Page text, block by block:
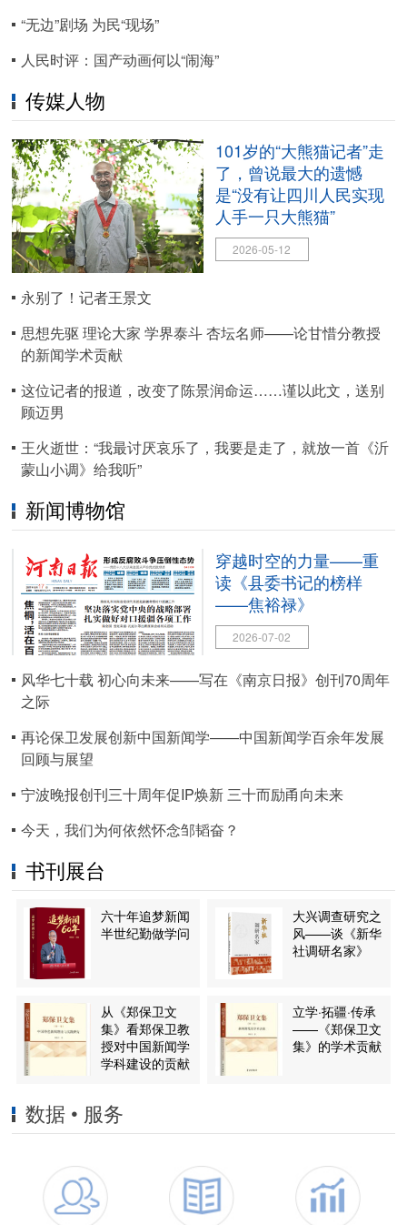
“无边”剧场 为民“现场”
人民时评：国产动画何以“闹海”
传媒人物
101岁的“大熊猫记者”走
了，曾说最大的遗憾
是“没有让四川人民实现
人手一只大熊猫”
2026-05-12
永别了！记者王景文
思想先驱 理论大家 学界泰斗 杏坛名师——论甘惜分教授
的新闻学术贡献
这位记者的报道，改变了陈景润命运……谨以此文，送别
顾迈男
王火逝世：“我最讨厌哀乐了，我要是走了，就放一首《沂
蒙山小调》给我听”
新闻博物馆
穿越时空的力量——重
读《县委书记的榜样
——焦裕禄》
2026-07-02
风华七十载 初心向未来——写在《南京日报》创刊70周年
之际
再论保卫发展创新中国新闻学——中国新闻学百余年发展
回顾与展望
宁波晚报创刊三十周年促IP焕新 三十而励甬向未来
今天，我们为何依然怀念邹韬奋？
书刊展台
六十年追梦新闻
半世纪勤做学问
大兴调查研究之
风——谈《新华
社调研名家》
从《郑保卫文
集》看郑保卫教
授对中国新闻学
学科建设的贡献
立学·拓疆·传承
——《郑保卫文
集》的学术贡献
数据 • 服务